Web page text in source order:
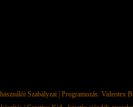
Szabályzat| Programozás: Videotex